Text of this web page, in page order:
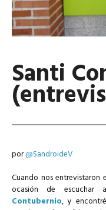
Santi
por@SandroideV
Cuando nos entrevistaron
ocasión de escuchar
Contubernio, y